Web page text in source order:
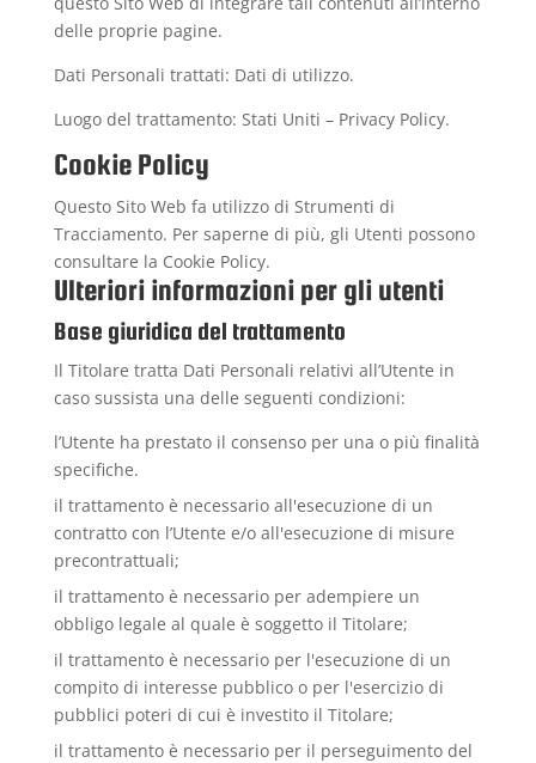
delle proprie pagine.
Dati Personali trattati: Dati di utilizzo.
Luogo del trattamento: Stati Uniti – Privacy Policy.
Cookie Policy
Questo Sito Web fa utilizzo di Strumenti di
Tracciamento. Per saperne di più, gli Utenti possono
consultare la Cookie Policy.
Ulteriori informazioni per gli utenti
Base giuridica del trattamento
Il Titolare tratta Dati Personali relativi all’Utente in
caso sussista una delle seguenti condizioni:
l’Utente ha prestato il consenso per una o più finalità
specifiche.
il trattamento è necessario all'esecuzione di un
contratto con l’Utente e/o all'esecuzione di misure
precontrattuali;
il trattamento è necessario per adempiere un
obbligo legale al quale è soggetto il Titolare;
il trattamento è necessario per l'esecuzione di un
compito di interesse pubblico o per l'esercizio di
pubblici poteri di cui è investito il Titolare;
il trattamento è necessario per il perseguimento del